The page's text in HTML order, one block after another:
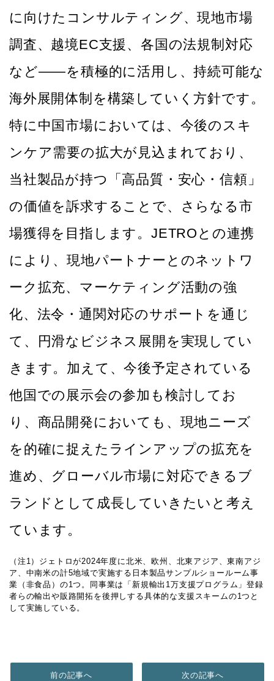
に向けたコンサルティング、現地市場
調査、越境EC支援、各国の法規制対応
など――を積極的に活用し、持続可能な
海外展開体制を構築していく方針です。
特に中国市場においては、今後のスキ
ンケア需要の拡大が見込まれており、
当社製品が持つ「高品質・安心・信頼」
の価値を訴求することで、さらなる市
場獲得を目指します。JETROとの連携
により、現地パートナーとのネットワ
ーク拡充、マーケティング活動の強
化、法令・通関対応のサポートを通じ
て、円滑なビジネス展開を実現してい
きます。加えて、今後予定されている
他国での展示会の参加も検討してお
り、商品開発においても、現地ニーズ
を的確に捉えたラインアップの拡充を
進め、グローバル市場に対応できるブ
ランドとして成長していきたいと考え
ています。
（注1）ジェトロが2024年度に北米、欧州、北東アジア、東南アジ
ア、中南米の計5地域で実施する日本製品サンプルショールーム事
業（非食品）の1つ。同事業は「新規輸出1万支援プログラム」登録
者らの輸出や販路開拓を後押しする具体的な支援スキームの1つと
して実施している。
前の記事へ 次の記事へ